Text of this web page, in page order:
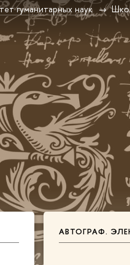
гуманитарных наук
АВТОГРАФ.